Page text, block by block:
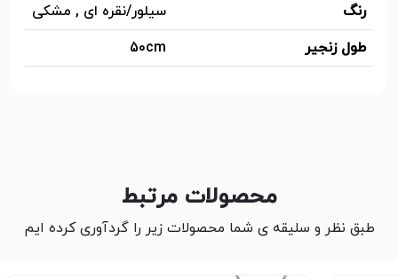
رنگ
سیلور/نقره ای , مشکی
طول زنجیر
50cm
محصولات مرتبط
طبق نظر و سلیقه ی شما محصولات زیر را گردآوری کرده ایم